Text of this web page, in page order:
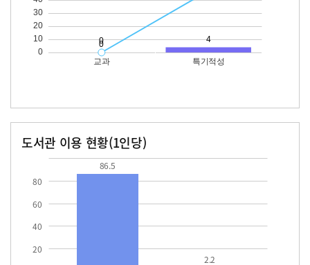
도서관 이용 현황(1인당)
20
40
60
80
86.5
2.2